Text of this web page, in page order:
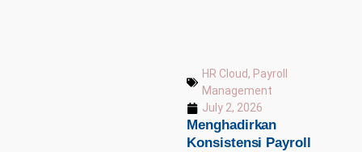
HR Cloud, Payroll
Management
July 2, 2026
Menghadirkan
Konsistensi Payroll